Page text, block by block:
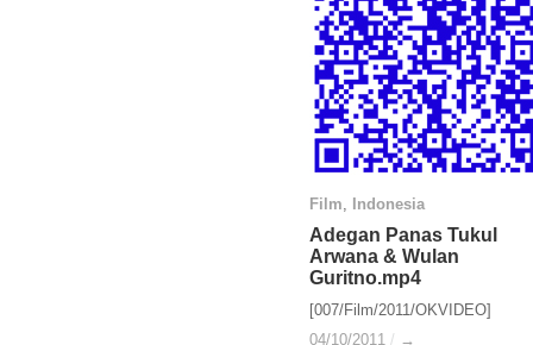
Film, Indonesia
Adegan Panas Tukul
Arwana & Wulan
Guritno.mp4
[007/Film/2011/OKVIDEO]
04/10/2011 / →
Film Indonesia
Adegan Panas Tukul
Arwana & Wulan
Guritno.mp4
04/10/2011 / →